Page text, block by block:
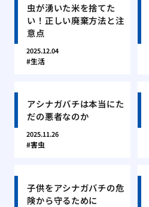
虫が湧いた米を捨てた
い！正しい廃棄方法と注
意点
2025.12.04
生活
アシナガバチは本当にた
だの悪者なのか
2025.11.26
害虫
子供をアシナガバチの危
険から守るために